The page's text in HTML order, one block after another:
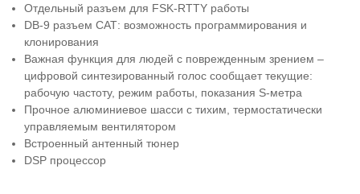
Отдельный разъем для FSK-RTTY работы
DB-9 разъем САТ: возможность программирования и
клонирования
Важная функция для людей с поврежденным зрением –
цифровой синтезированный голос сообщает текущие:
рабочую частоту, режим работы, показания S-метра
Прочное алюминиевое шасси с тихим, термостатически
управляемым вентилятором
Встроенный антенный тюнер
DSP процессор